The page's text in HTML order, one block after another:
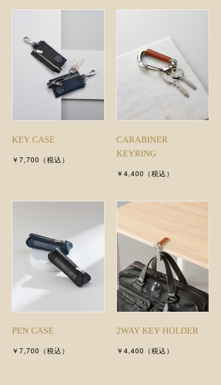
KEY CASE
￥7,700（税込）
CARABINER
KEYRING
￥4,400（税込）
PEN CASE
￥7,700（税込）
2WAY KEY HOLDER
￥4,400（税込）